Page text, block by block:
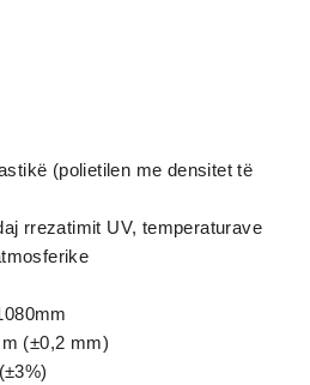
(polietilen me densitet të
rrezatimit UV, temperaturave
(±0,2 mm)